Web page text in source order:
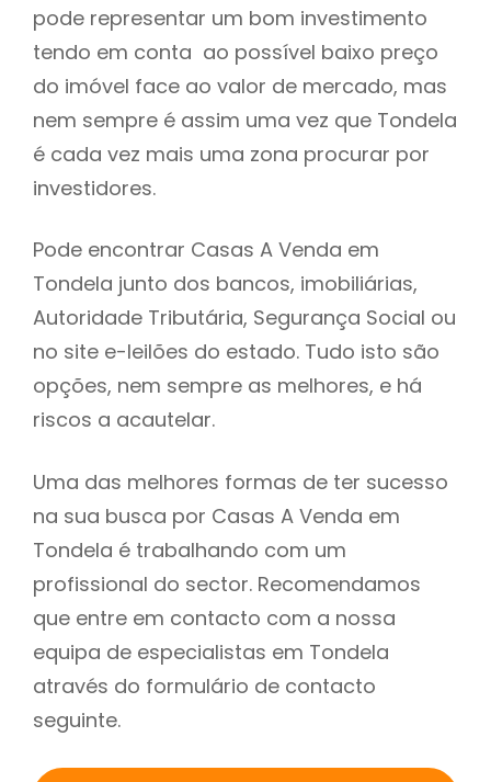
pode representar um bom investimento
tendo em conta ao possível baixo preço
do imóvel face ao valor de mercado, mas
nem sempre é assim uma vez que Tondela
é cada vez mais uma zona procurar por
investidores.
Pode encontrar Casas A Venda em
Tondela junto dos bancos, imobiliárias,
Autoridade Tributária, Segurança Social ou
no site e-leilões do estado. Tudo isto são
opções, nem sempre as melhores, e há
riscos a acautelar.
Uma das melhores formas de ter sucesso
na sua busca por Casas A Venda em
Tondela é trabalhando com um
profissional do sector. Recomendamos
que entre em contacto com a nossa
equipa de especialistas em Tondela
através do formulário de contacto
seguinte.